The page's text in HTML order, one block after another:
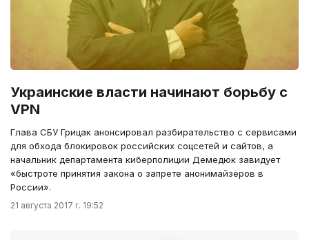
Украинские власти начинают борьбу с
VPN
Глава СБУ Грицак анонсировал разбирательство с сервисами
для обхода блокировок российских соцсетей и сайтов, а
начальник департамента киберполиции Демедюк завидует
«быстроте принятия закона о запрете анонимайзеров в
России».
21 августа 2017 г. 19:52